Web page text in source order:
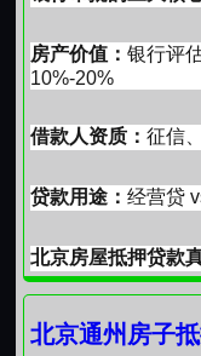
一、经营贷利率
月北京经营贷利
势，整体降至
同期（3.3%-
1. 主流银行利率
房产价值： 银行评
10%-20%
借款人资质： 征信
贷款用途： 经营贷
北京房屋抵押贷款
李先生在北京有套
70%贷，至少能拿
北京通州房子